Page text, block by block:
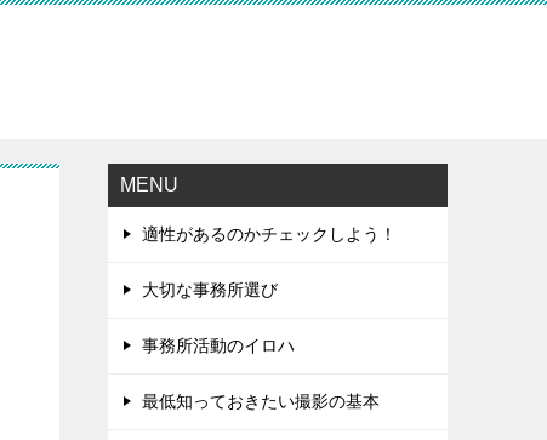
MENU
適性があるのかチェックしよう！
大切な事務所選び
事務所活動のイロハ
最低知っておきたい撮影の基本